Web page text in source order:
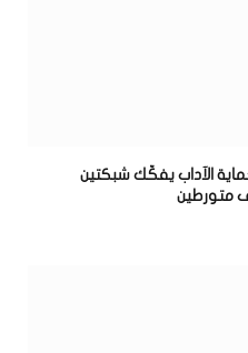
الآداب يفكّك شبكتين
متورطين